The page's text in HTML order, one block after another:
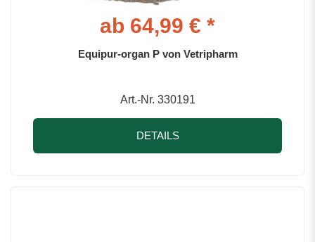
ab 64,99 € *
Equipur-organ P von Vetripharm
Art.-Nr. 330191
DETAILS